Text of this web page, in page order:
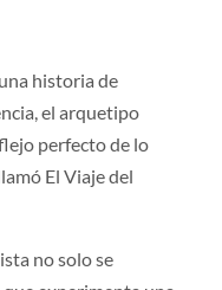
historia de
el arquetipo
perfecto de lo
El Viaje del
no solo se